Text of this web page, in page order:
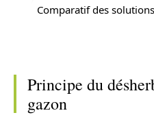
Comparatif des
Principe du
gazon